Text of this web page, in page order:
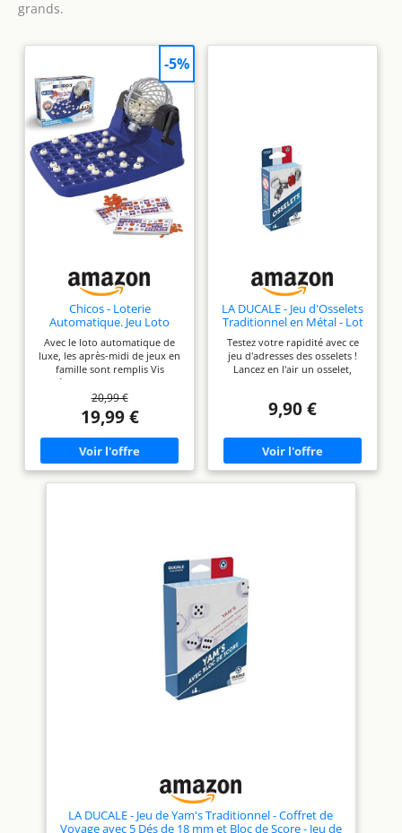
grands.
Chicos - Loterie
Automatique. Jeu Loto
Bingo Complet: Boulier +
90 Boules indélébiles + 48
cartons + jetons. Ref. 20805
Avec le loto automatique de
luxe, les après-midi de jeux en
famille sont remplis Vis
l'émotion de ce moment
magique où le numéro qui te
manque apparaît et crie ligne
ou BINGO Place les boules
dans les espaces réservés et
attends que la chance te
sourie. Comprend 48 cartons
et jetons de jeu Les numéros
20,99 €
19,99 €
-5%
LA DUCALE - Jeu d'Osselets
Traditionnel en Métal - Lot
de 5 Osselets (4 Gris et 1
Rouge) avec Sac de
Transport - Jeu d'Adresse,
de Rapidité et de
Voyage Compact
Testez votre rapidité avec ce
jeu d'adresses des osselets !
Lancez en l'air un osselet,
rattrapez celui en l'air avant
4 osselets en métal gris et 1
rouge Son format de voyage et
son étui sont idéaux pour
emmener votre jeu partout À
9,90 €
LA DUCALE - Jeu de Yam's Traditionnel - Coffret de
Voyage avec 5 Dés de 18 mm et Bloc de Score - Jeu de